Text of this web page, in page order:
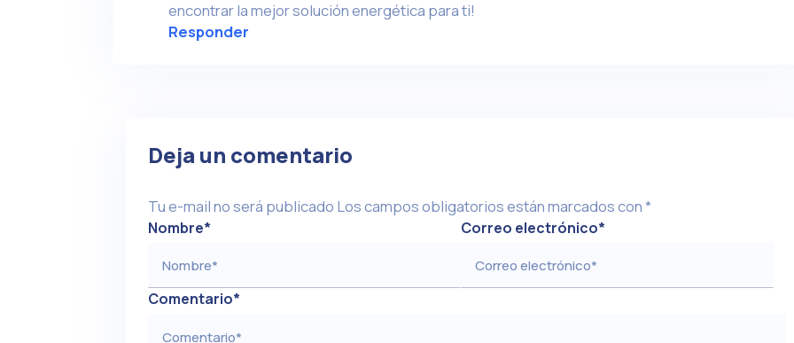
encontrar la mejor solución energética para ti!
Responder
Deja un comentario
Tu e-mail no será publicado Los campos obligatorios están marcados con*
Nombre* Correo electrónico*
Comentario*